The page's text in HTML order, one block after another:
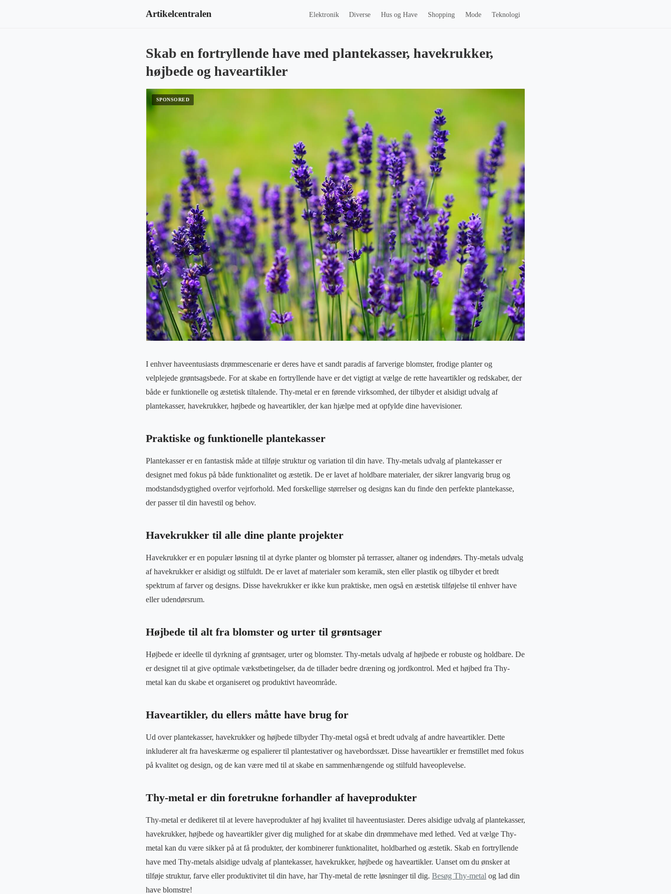
Artikelcentralen Elektronik Diverse Hus og Have Shopping Mode Teknologi
Skab en fortryllende have med plantekasser, havekrukker,
højbede og haveartikler
I enhver haveentusiasts drømmescenarie er deres have et sandt paradis af farverige blomster, frodige planter og
velplejede grøntsagsbede. For at skabe en fortryllende have er det vigtigt at vælge de rette haveartikler og redskaber, der
både er funktionelle og æstetisk tiltalende. Thy-metal er en førende virksomhed, der tilbyder et alsidigt udvalg af
plantekasser, havekrukker, højbede og haveartikler, der kan hjælpe med at opfylde dine havevisioner.
Praktiske og funktionelle plantekasser
Plantekasser er en fantastisk måde at tilføje struktur og variation til din have. Thy-metals udvalg af plantekasser er
designet med fokus på både funktionalitet og æstetik. De er lavet af holdbare materialer, der sikrer langvarig brug og
modstandsdygtighed overfor vejrforhold. Med forskellige størrelser og designs kan du finde den perfekte plantekasse,
der passer til din havestil og behov.
Havekrukker til alle dine plante projekter
Havekrukker er en populær løsning til at dyrke planter og blomster på terrasser, altaner og indendørs. Thy-metals udvalg
af havekrukker er alsidigt og stilfuldt. De er lavet af materialer som keramik, sten eller plastik og tilbyder et bredt
spektrum af farver og designs. Disse havekrukker er ikke kun praktiske, men også en æstetisk tilføjelse til enhver have
eller udendørsrum.
Højbede til alt fra blomster og urter til grøntsager
Højbede er ideelle til dyrkning af grøntsager, urter og blomster. Thy-metals udvalg af højbede er robuste og holdbare. De
er designet til at give optimale vækstbetingelser, da de tillader bedre dræning og jordkontrol. Med et højbed fra Thy-
metal kan du skabe et organiseret og produktivt haveområde.
Haveartikler, du ellers måtte have brug for
Ud over plantekasser, havekrukker og højbede tilbyder Thy-metal også et bredt udvalg af andre haveartikler. Dette
inkluderer alt fra haveskærme og espalierer til plantestativer og havebordssæt. Disse haveartikler er fremstillet med fokus
på kvalitet og design, og de kan være med til at skabe en sammenhængende og stilfuld haveoplevelse.
Thy-metal er din foretrukne forhandler af haveprodukter
Thy-metal er dedikeret til at levere haveprodukter af høj kvalitet til haveentusiaster. Deres alsidige udvalg af plantekasser,
havekrukker, højbede og haveartikler giver dig mulighed for at skabe din drømmehave med lethed. Ved at vælge Thy-
metal kan du være sikker på at få produkter, der kombinerer funktionalitet, holdbarhed og æstetik. Skab en fortryllende
have med Thy-metals alsidige udvalg af plantekasser, havekrukker, højbede og haveartikler. Uanset om du ønsker at
tilføje struktur, farve eller produktivitet til din have, har Thy-metal de rette løsninger til dig. Besøg Thy-metal og lad din
have blomstre!